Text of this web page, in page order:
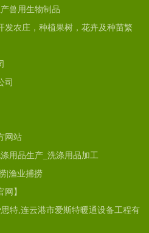
兽用生物制品
发农庄，种植果树，花卉及种苗繁
司
网站
用品生产_洗涤用品加工
|渔业捕捞
】
特,连云港市爱斯特暖通设备工程有